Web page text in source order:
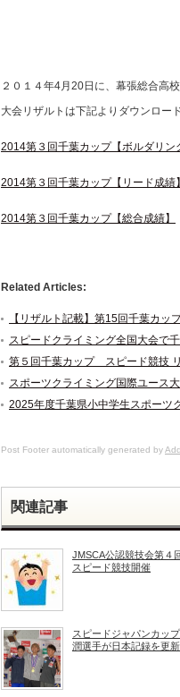
２０１４年4月20日に、幕張総合高
大会リザルトは下記よりダウンロー
2014第３回千葉カップ【ボルダリン
2014第３回千葉カップ【リード成績】
2014第３回千葉カップ【総合成績】
Related Articles:
【リザルト記載】第15回千葉カ
スピードクライミング全国大会で
第５回千葉カップ スピード競技
スポーツクライミング国際ユース
2025年度千葉県小中学生スポーツ
Post Footer automatically generated by
関連記事
JMSCA公認競技会第４
スピード競技開催
スピードジャパンカッ
潤選手が日本記録を更